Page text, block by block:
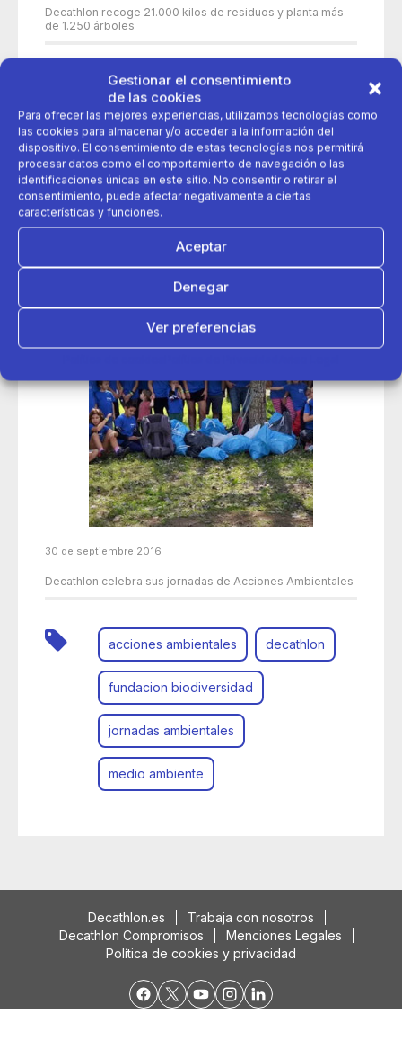
Gestionar el consentimiento
de las cookies
Para ofrecer las mejores experiencias, utilizamos tecnologías como
las cookies para almacenar y/o acceder a la información del
dispositivo. El consentimiento de estas tecnologías nos permitirá
procesar datos como el comportamiento de navegación o las
identificaciones únicas en este sitio. No consentir o retirar el
consentimiento, puede afectar negativamente a ciertas
características y funciones.
Aceptar
Denegar
Ver preferencias
Decathlon recoge 21.000 kilos de residuos y planta más
de 1.250 árboles
decathlon fundacion biodiversidad
meido ambiente
30 de septiembre 2016
Decathlon celebra sus jornadas de Acciones Ambientales
acciones ambientales decathlon
fundacion biodiversidad
jornadas ambientales
medio ambiente
Decathlon.es
Trabaja con nosotros
Decathlon Compromisos
Menciones Legales
Política de cookies y privacidad